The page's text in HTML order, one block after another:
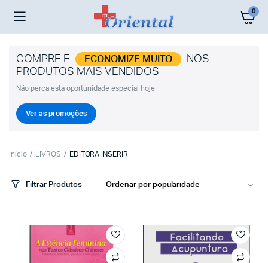
0
COMPRE E ECONOMIZE MUITO
NOS
PRODUTOS MAIS VENDIDOS
Não perca esta oportunidade especial hoje
Ver as promoções
Início LIVROS EDITORA INSERIR
Filtrar Produtos